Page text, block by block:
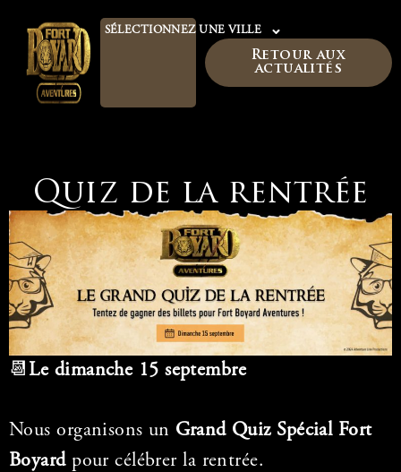
SÉLECTIONNEZ UNE VILLE
Retour aux
actualités
Quiz de la rentrée
📆 Le dimanche 15 septembre
Nous organisons un Grand Quiz Spécial Fort
Boyardpour célébrer la rentrée.